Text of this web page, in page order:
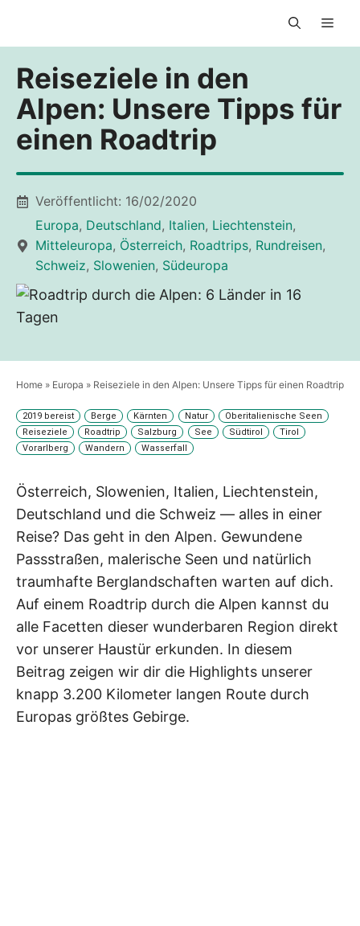
Reiseziele in den
Alpen: Unsere Tipps für
einen Roadtrip
Veröffentlicht: 16/02/2020
Europa, Deutschland, Italien, Liechtenstein,
Mitteleuropa, Österreich, Roadtrips, Rundreisen,
Schweiz, Slowenien, Südeuropa
Home » Europa » Reiseziele in den Alpen: Unsere Tipps für einen Roadtrip
2019 bereist Berge Kärnten Natur
Oberitalienische Seen
Reiseziele
Roadtrip Salzburg See Südtirol
Tirol
Vorarlberg
Wandern Wasserfall
Österreich, Slowenien, Italien, Liechtenstein,
Deutschland und die Schweiz — alles in einer
Reise? Das geht in den Alpen. Gewundene
Passstraßen, malerische Seen und natürlich
traumhafte Berglandschaften warten auf dich.
Auf einem Roadtrip durch die Alpen kannst du
alle Facetten dieser wunderbaren Region direkt
vor unserer Haustür erkunden. In diesem
Beitrag zeigen wir dir die Highlights unserer
knapp 3.200 Kilometer langen Route durch
Europas größtes Gebirge.